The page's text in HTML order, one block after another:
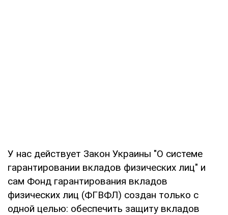
У нас действует Закон Украины "О системе
гарантировании вкладов физических лиц" и
сам Фонд гарантирования вкладов
физических лиц (ФГВФЛ) создан только с
одной целью: обеспечить защиту вкладов